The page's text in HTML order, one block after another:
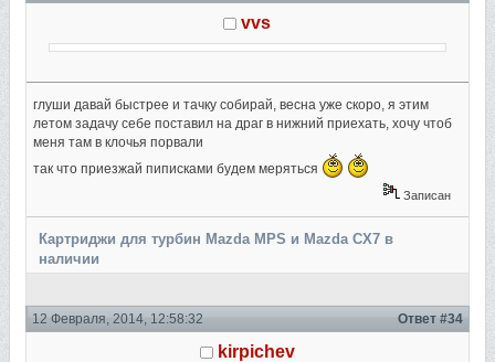
vvs
глуши давай быстрее и тачку собирай, весна уже скоро, я этим
летом задачу себе поставил на драг в нижний приехать, хочу чтоб
меня там в клочья порвали
так что приезжай пиписками будем меряться
Записан
Картриджи для турбин Mazda MPS и Mazda CX7 в
наличии
12 Февраля, 2014, 12:58:32 Ответ #34
kirpichev